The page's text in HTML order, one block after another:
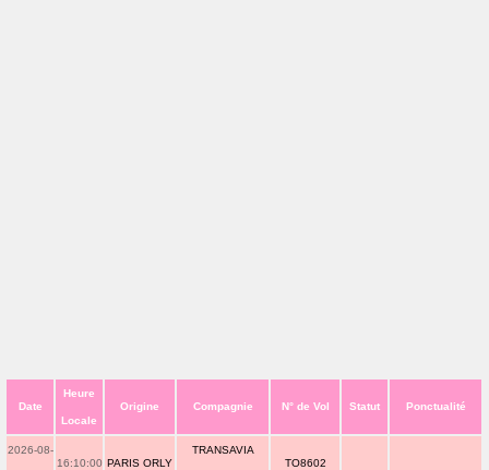
Date
Heure
Locale
Origine Compagnie N° de Vol Statut Ponctualité
2026-08-
16:10:00 PARIS ORLY
TRANSAVIA
TO8602